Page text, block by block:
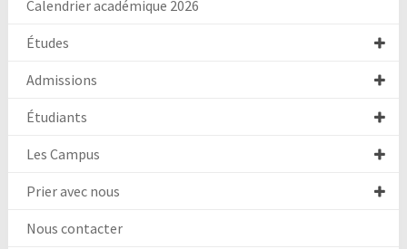
Calendrier académique 2026
Études
Admissions
Étudiants
Les Campus
Prier avec nous
Nous contacter